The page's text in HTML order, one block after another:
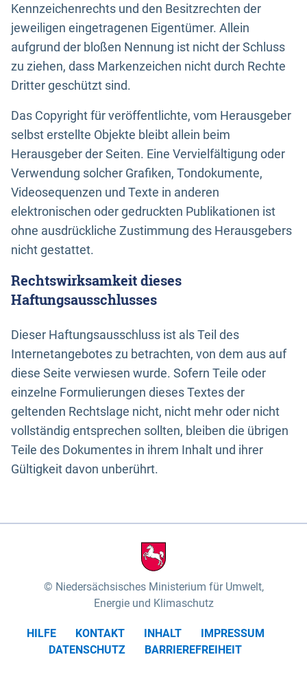
Kennzeichenrechts und den Besitzrechten der
jeweiligen eingetragenen Eigentümer. Allein
aufgrund der bloßen Nennung ist nicht der Schluss
zu ziehen, dass Markenzeichen nicht durch Rechte
Dritter geschützt sind.
Das Copyright für veröffentlichte, vom Herausgeber
selbst erstellte Objekte bleibt allein beim
Herausgeber der Seiten. Eine Vervielfältigung oder
Verwendung solcher Grafiken, Tondokumente,
Videosequenzen und Texte in anderen
elektronischen oder gedruckten Publikationen ist
ohne ausdrückliche Zustimmung des Herausgebers
nicht gestattet.
Rechtswirksamkeit dieses
Haftungsausschlusses
Dieser Haftungsausschluss ist als Teil des
Internetangebotes zu betrachten, von dem aus auf
diese Seite verwiesen wurde. Sofern Teile oder
einzelne Formulierungen dieses Textes der
geltenden Rechtslage nicht, nicht mehr oder nicht
vollständig entsprechen sollten, bleiben die übrigen
Teile des Dokumentes in ihrem Inhalt und ihrer
Gültigkeit davon unberührt.
Niedersächsisches Ministerium für Umwelt,
Energie und Klimaschutz
HILFE KONTAKT INHALT
IMPRESSUM
DATENSCHUTZ
BARRIEREFREIHEIT